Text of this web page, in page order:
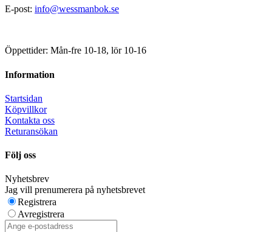
E-post: info@wessmanbok.se
Öppettider: Mån-fre 10-18, lör 10-16
Information
Startsidan
Köpvillkor
Kontakta oss
Returansökan
Följ oss
Nyhetsbrev
Jag vill prenumerera på nyhetsbrevet
Registrera
Avregistrera